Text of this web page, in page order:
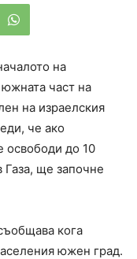
на
част на
на израелския
че ако
освободи до 10
ще започне
кога
южен град.